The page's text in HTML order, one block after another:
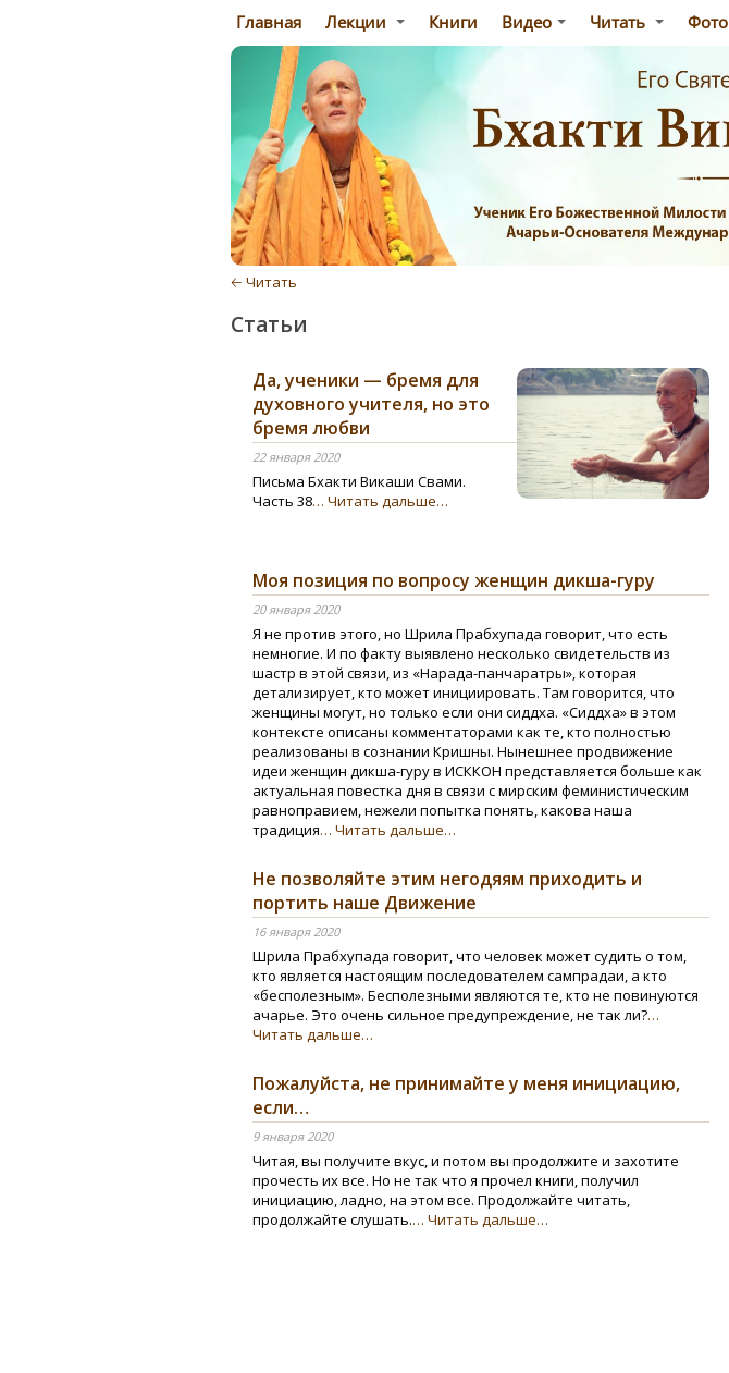
Главная Лекции Книги Видео Читать Фото
🡠 Читать
Статьи
Да, ученики — бремя для
духовного учителя, но это
бремя любви
22 января 2020
Письма Бхакти Викаши Свами.
Часть 38… Читать дальше…
Моя позиция по вопросу женщин дикша-гуру
20 января 2020
Я не против этого, но Шрила Прабхупада говорит, что есть
немногие. И по факту выявлено несколько свидетельств из
шастр в этой связи, из «Нарада-панчаратры», которая
детализирует, кто может инициировать. Там говорится, что
женщины могут, но только если они сиддха. «Сиддха» в этом
контексте описаны комментаторами как те, кто полностью
реализованы в сознании Кришны. Нынешнее продвижение
идеи женщин дикша-гуру в ИСККОН представляется больше как
актуальная повестка дня в связи с мирским феминистическим
равноправием, нежели попытка понять, какова наша
традиция… Читать дальше…
Не позволяйте этим негодяям приходить и
портить наше Движение
16 января 2020
Шрила Прабхупада говорит, что человек может судить о том,
кто является настоящим последователем сампрадаи, а кто
«бесполезным». Бесполезными являются те, кто не повинуются
ачарье. Это очень сильное предупреждение, не так ли?…
Читать дальше…
Пожалуйста, не принимайте у меня инициацию,
если…
9 января 2020
Читая, вы получите вкус, и потом вы продолжите и захотите
прочесть их все. Но не так что я прочел книги, получил
инициацию, ладно, на этом все. Продолжайте читать,
продолжайте слушать.… Читать дальше…